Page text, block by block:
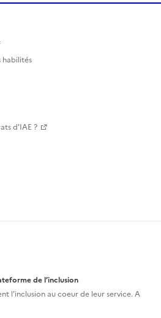
habilités
d'IAE ?
de l’inclusion
l'inclusion aucoeur de leur service. A